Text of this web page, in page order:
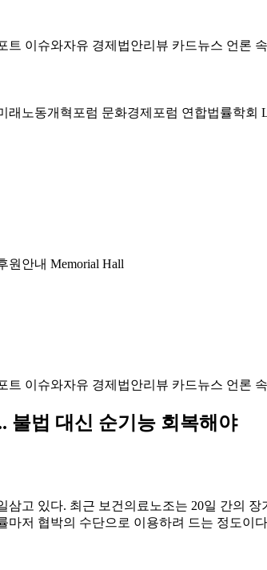
트 이슈와자유 경제법안리뷰 카드뉴스 언론
래노동개혁포럼 문화경제포럼 연합법률학회
원안내 Memorial Hall
트 이슈와자유 경제법안리뷰 카드뉴스 언론
불법 대신 순기능 회복해야
고 있다. 최근 보건의료노조는 20일 간의
마저 협박의 수단으로 이용하려 드는 정도이